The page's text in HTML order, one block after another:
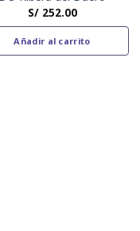
S/252.00
Añadir al carrito